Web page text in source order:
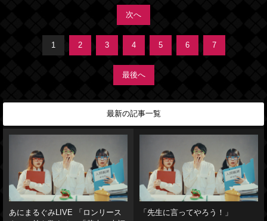
次へ
1 2 3 4 5 6 7
最後へ
最新の記事一覧
あにまるぐみLIVE 「ロンリース
「先生に言ってやろう！」